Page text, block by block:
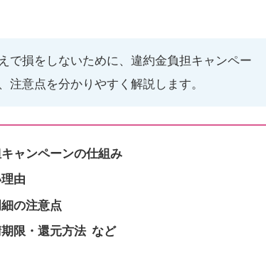
で損をしないために、違約金負担キャンペー
意点を分かりやすく解説します。
ャンペーンの仕組み
由
の注意点
限・還元方法 など